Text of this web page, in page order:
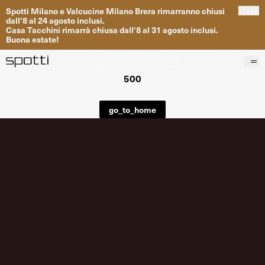
Spotti MilanoeValcucine Milano Brera rimarrannochiusi
dall'8al 24agosto inclusi.
Casa Tacchini rimarrà chiusa dall'8al 31 agosto inclusi.
Buona estate!
Progetti
500
go_to_home